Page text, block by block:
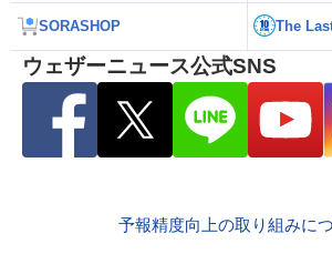
SORASHOP The
ウェザーニュース公式SNS
予報精度向上の取り組みに